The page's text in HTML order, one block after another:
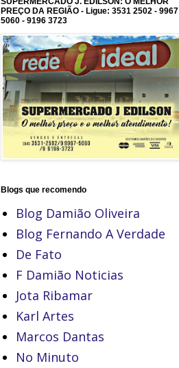
PREÇO DA REGIÃO - Ligue: 3531 2502 - 9967
5060 - 9196 3723
Blogs que recomendo
Blog Damião Oliveira
Blog Fernando A Verdade
De Fato
F Damião Noticias
Jota Ribamar
Karl Artes
Marcos Dantas
No Minuto